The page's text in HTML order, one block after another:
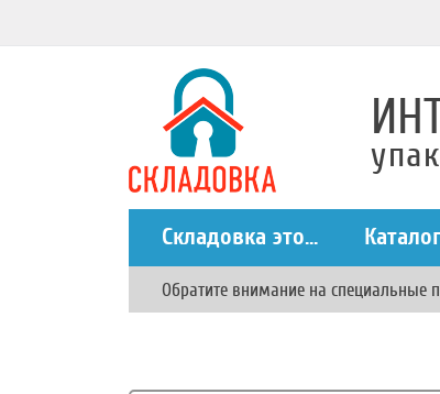
Складовка это...
Обратите внимание на специальные